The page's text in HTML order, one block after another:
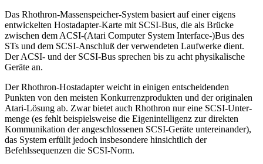
Das Rhothron-Massenspeicher-System basiert auf einer eigens
entwickelten Hostadapter-Karte mit SCSI-Bus, die als Brücke
zwischen dem ACSI-(Atari Computer System Interface-)Bus des
STs und dem SCSI-Anschluß der verwendeten Laufwerke dient.
Der ACSI- und der SCSI-Bus sprechen bis zu acht physikalische
Geräte an.
Der Rhothron-Hostadapter weicht in einigen entscheidenden
Punkten von den meisten Konkurrenzprodukten und der originalen
Atari-Lösung ab. Zwar bietet auch Rhothron nur eine SCSI-Unter-
menge (es fehlt beispielsweise die Eigenintelligenz zur direkten
Kommunikation der angeschlossenen SCSI-Geräte untereinander),
das System erfüllt jedoch insbesondere hinsichtlich der
Befehlssequenzen die SCSI-Norm.